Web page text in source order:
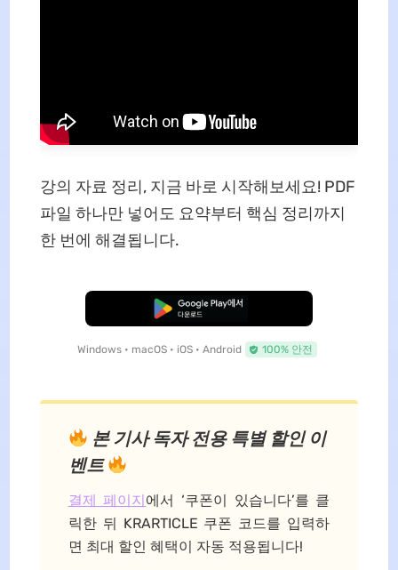
강의 자료 정리, 지금 바로 시작해보세요! PDF
파일 하나만 넣어도 요약부터 핵심 정리까지
한 번에 해결됩니다.
무료로 다운로드
Windows • macOS • iOS • Android 100% 안전
본 기사 독자 전용 특별 할인 이
벤트
결제 페이지에서 ‘쿠폰이 있습니다’를 클
릭한 뒤 KRARTICLE 쿠폰 코드를 입력하
면 최대 할인 혜택이 자동 적용됩니다!